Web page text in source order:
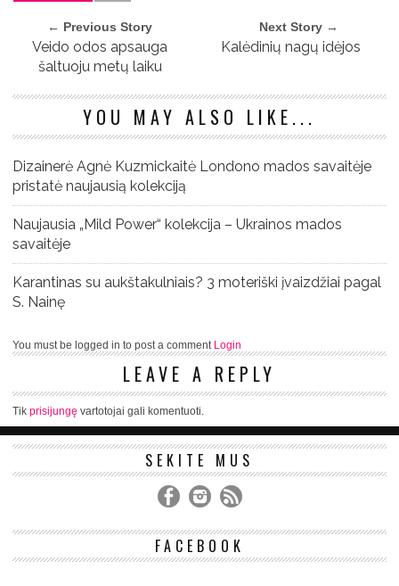
← Previous Story
Veido odos apsauga
šaltuoju metų laiku
Next Story →
Kalėdinių nagų idėjos
YOU MAY ALSO LIKE...
Dizainerė Agnė Kuzmickaitė Londono mados savaitėje
pristatė naujausią kolekciją
Naujausia „Mild Power“ kolekcija – Ukrainos mados
savaitėje
Karantinas su aukštakulniais? 3 moteriški įvaizdžiai pagal
S. Nainę
You must be logged in to post a comment Login
LEAVE A REPLY
Tik prisijungę vartotojai gali komentuoti.
SEKITE MUS
FACEBOOK